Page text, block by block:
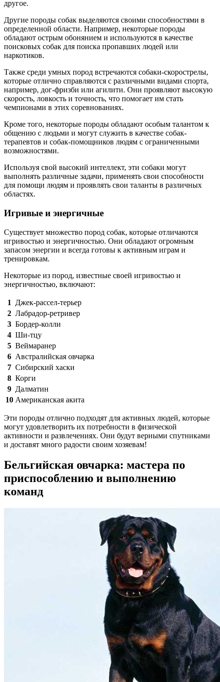
другое.
Другие породы собак выделяются своими способностями в
определенной области. Например, некоторые породы
обладают острым обонянием и используются в качестве
поисковых собак для поиска пропавших людей или
наркотиков.
Также среди умных пород встречаются собаки-скорострелы,
которые отлично справляются с различными видами спорта,
например, дог-фризби или агилити. Они проявляют высокую
скорость, ловкость и точность, что помогает им стать
чемпионами в этих соревнованиях.
Кроме того, некоторые породы обладают особым талантом к
общению с людьми и могут служить в качестве собак-
терапевтов и собак-помощников людям с ограниченными
возможностями.
Используя свой высокий интеллект, эти собаки могут
выполнять различные задачи, применять свои способности
для помощи людям и проявлять свои таланты в различных
областях.
Игривые и энергичные
Существует множество пород собак, которые отличаются
игривостью и энергичностью. Они обладают огромным
запасом энергии и всегда готовы к активным играм и
тренировкам.
Некоторые из пород, известные своей игривостью и
энергичностью, включают:
1
Джек-рассел-терьер
2 Лабрадор-ретривер
3 Бордер-колли
4 Ши-тцу
5 Веймаранер
6 Австралийская овчарка
7 Сибирский хаски
8 Корги
9 Далматин
10 Американская акита
Эти породы отлично подходят для активных людей, которые
могут удовлетворить их потребности в физической
активности и развлечениях. Они будут верными спутниками
и доставят много радости своим хозяевам!
Бельгийская овчарка: мастера по
приспособлению и выполнению
команд